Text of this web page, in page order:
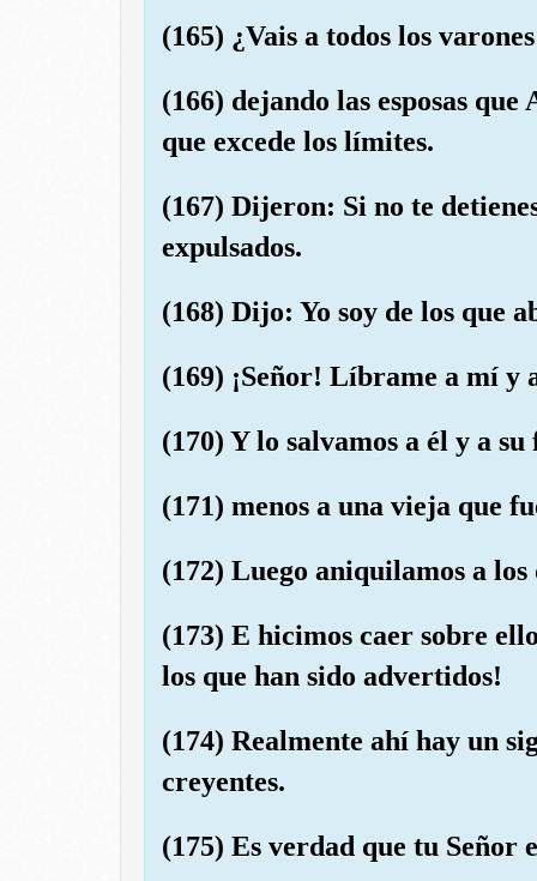
(165) ¿Vais a todos los
(166) dejando las esposas
que excede los límites.
(167) Dijeron: Si no te
expulsados.
(168) Dijo: Yo soy de los que
(169) ¡Señor! Líbrame a mí y
(170) Y lo salvamos a él y a
(171) menos a una vieja que
(172) Luego aniquilamos a los
(173) E hicimos caer sobre
los que han sido advertidos!
(174) Realmente ahí hay un
creyentes.
(175) Es verdad que tu Señor